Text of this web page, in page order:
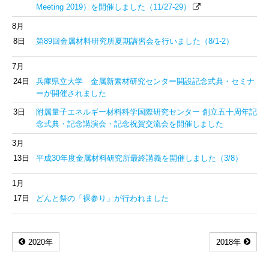
Meeting 2019）を開催しました（11/27-29）
8月
8日
第89回金属材料研究所夏期講習会を行いました（8/1-2）
7月
24日
兵庫県立大学 金属新素材研究センター開設記念式典・セミナ
ーが開催されました
3日
附属量子エネルギー材料科学国際研究センター 創立五十周年記
念式典・記念講演会・記念祝賀交流会を開催しました
3月
13日
平成30年度金属材料研究所最終講義を開催しました（3/8）
1月
17日
どんと祭の「裸参り」が行われました
2020年 2018年